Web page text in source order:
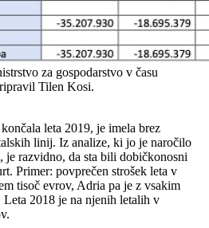
za gospodarstvo v času
Tilen Kosi.
leta 2019, je imela brez
linij. Iz analize, ki jo je naročilo
je razvidno, da sta bili dobičkonosni
Primer: povprečen strošek leta v
tisoč evrov, Adria pa je z vsakim
2018 je na njenih letalih v